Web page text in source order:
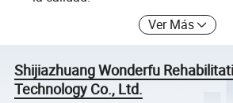
Ver Más
Shijiazhuang Wonderfu
Technology Co., Ltd.